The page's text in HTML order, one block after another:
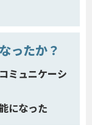
ったか？
ミュニケーシ
になった